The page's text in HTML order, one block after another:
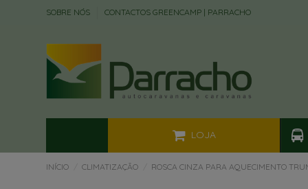
SOBRE NÓS CONTACTOS GREENCAMP | PARRACHO
LOJA
INÍCIO CLIMATIZAÇÃO ROSCA CINZA PARA AQUECIMENTO